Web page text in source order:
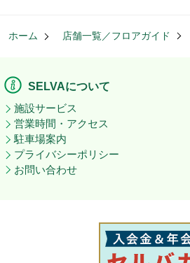
ホーム 店舗一覧／フロアガイド
SELVAについて
施設サービス
営業時間・アクセス
駐車場案内
プライバシーポリシー
お問い合わせ